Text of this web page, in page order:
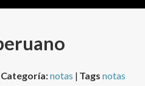
Categoría:notas | Tagsnotas